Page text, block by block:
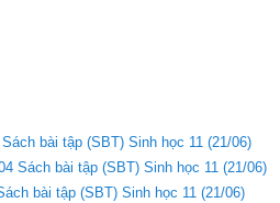
bài tập (SBT) Sinh học 11 (21/06)
Sách bài tập (SBT) Sinh học 11 (21/06)
bài tập (SBT) Sinh học 11 (21/06)